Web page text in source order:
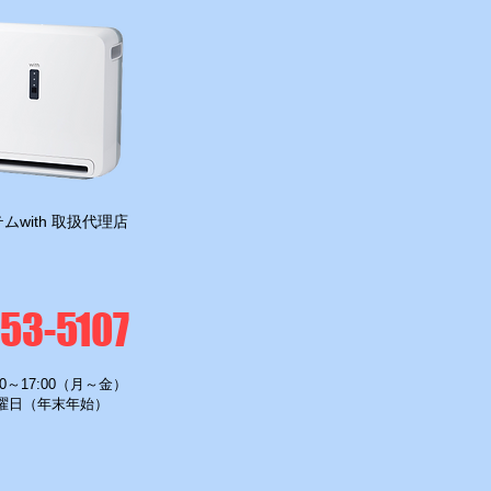
with 取扱代理店
5107
17:00（月～金）
日（年末年始）